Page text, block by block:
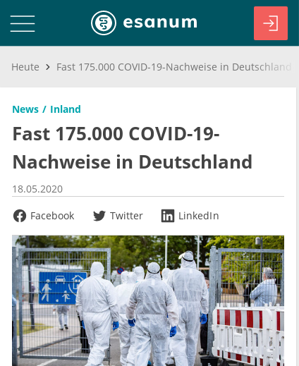
Heute Fast 175.000 COVID-19-Nachweise in Deutschland
News Inland
Fast 175.000 COVID-19-
Nachweise in Deutschland
18.05.2020
Facebook
Twitter LinkedIn